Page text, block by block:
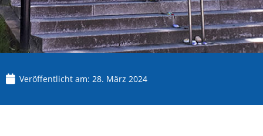
Veröffentlicht am: 28. März 2024